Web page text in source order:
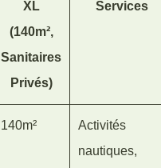
XL
(140m²,
Sanitaires
Privés)
Services
140m²
Activités
nautiques,